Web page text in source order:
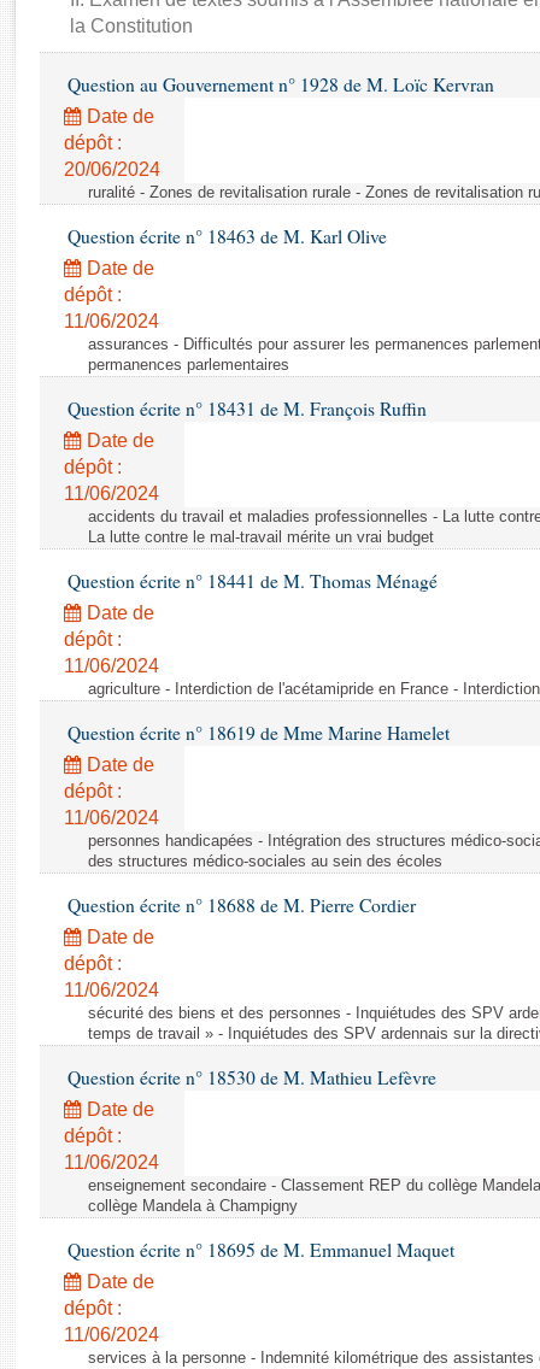
Rapports d'enquête
Rapports législatifs
Baromètre de l’application des lois
Dossiers législatifs
Budget et sécurité sociale
la Constitution
Question au Gouvernement n° 1928 de M. Loïc Kervran
Date de
dépôt :
20/06/2024
ruralité - Zones de revitalisation rurale - Zones de revitalisation
Question écrite n° 18463 de M. Karl Olive
Date de
dépôt :
11/06/2024
assurances - Difficultés pour assurer les permanences
permanences parlementaires
Question écrite n° 18431 de M. François Ruffin
Date de
dépôt :
11/06/2024
accidents du travail et maladies professionnelles - La lutte
La lutte contre le mal-travail mérite un vrai budget
Question écrite n° 18441 de M. Thomas Ménagé
Date de
dépôt :
11/06/2024
agriculture - Interdiction de l'acétamipride en France -
Question écrite n° 18619 de Mme Marine Hamelet
Date de
dépôt :
11/06/2024
personnes handicapées - Intégration des structures médico-
des structures médico-sociales au sein des écoles
Question écrite n° 18688 de M. Pierre Cordier
Date de
dépôt :
11/06/2024
sécurité des biens et des personnes - Inquiétudes des SPV
temps de travail » - Inquiétudes des SPV ardennais sur la
Question écrite n° 18530 de M. Mathieu Lefèvre
Date de
dépôt :
11/06/2024
enseignement secondaire - Classement REP du collège
collège Mandela à Champigny
Question écrite n° 18695 de M. Emmanuel Maquet
Date de
dépôt :
11/06/2024
services à la personne - Indemnité kilométrique des